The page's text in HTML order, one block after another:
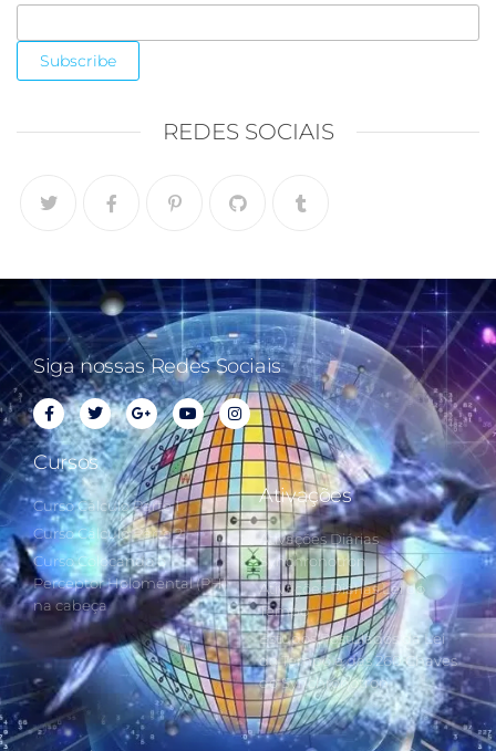
REDES SOCIAIS
Siga nossas Redes Sociais
Cursos
Curso Cálculo Parte 1
Curso Cálculo Parte 2
Curso Colocando o
Perceptor Holomental (PH)
na cabeça
Ativações
Ativações Diárias
Synchronotron
Ativações Diárias Lei do
Tempo
Estudos Postulados da Lei
do Tempo e das 260 Chaves
do Synchronotron